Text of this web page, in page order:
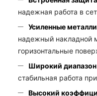
надежная работа в
Усиленные
надежный накладной
горизонтальные
Широкий
стабильная работа
Высокий